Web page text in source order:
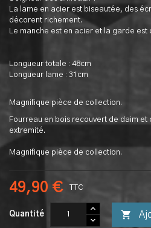
La lame en acier est biseautée, des
décorent richement.
Le manche est en acier et la garde
Longueur totale : 48cm
Longueur lame : 31cm
Magnifique pièce de collection.
Fourreau en bois recouvert de daim
extremité.
Magnifique pièce de collection.
49,90 € TTC
Quantité 